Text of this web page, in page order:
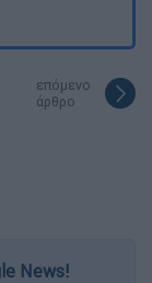
επόμενο
άρθρο
News!